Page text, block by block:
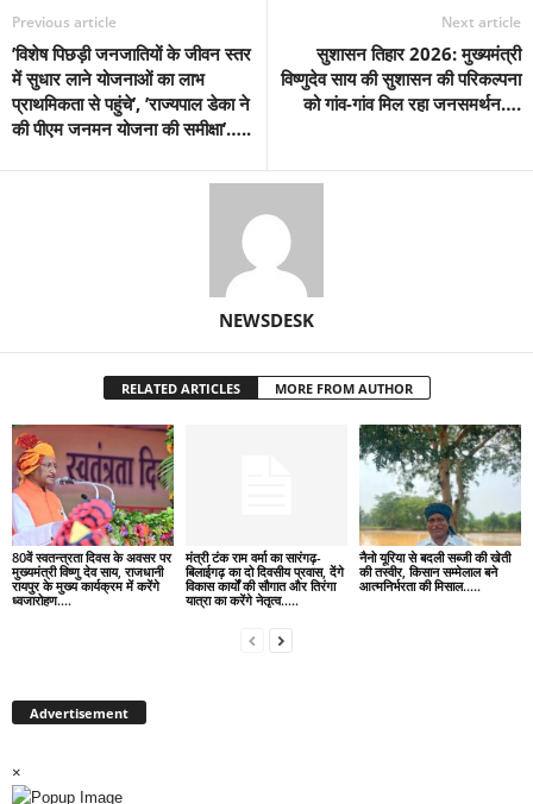
Previous article
’विशेष पिछड़ी जनजातियों के जीवन स्तर
में सुधार लाने योजनाओं का लाभ
प्राथमिकता से पहुंचे’, ’राज्यपाल डेका ने
की पीएम जनमन योजना की समीक्षा’…..
Next article
सुशासन तिहार 2026: मुख्यमंत्री
विष्णुदेव साय की सुशासन की परिकल्पना
को गांव-गांव मिल रहा जनसमर्थन….
NEWSDESK
RELATED ARTICLES MORE FROM AUTHOR
80वें स्वतन्त्रता दिवस के अवसर पर
मुख्यमंत्री विष्णु देव साय, राजधानी
रायपुर के मुख्य कार्यक्रम में करेंगे
ध्वजारोहण….
मंत्री टंक राम वर्मा का सारंगढ़-
बिलाईगढ़ का दो दिवसीय प्रवास, देंगे
विकास कार्यों की सौगात और तिरंगा
यात्रा का करेंगे नेतृत्व…..
नैनो यूरिया से बदली सब्जी की खेती
की तस्वीर, किसान सम्मेलाल बने
आत्मनिर्भरता की मिसाल…..
Advertisement
×